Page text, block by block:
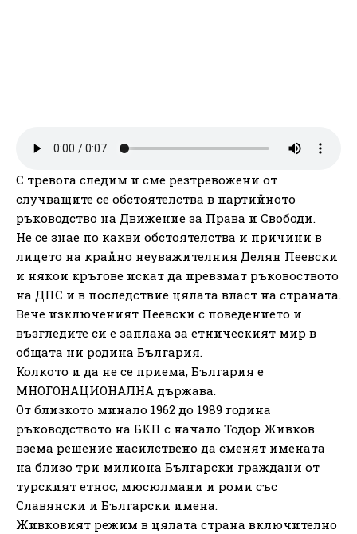
С тревога следим и сме резтревожени от
случващите се обстоятелства в партийното
ръководство на Движение за Права и Свободи.
Не се знае по какви обстоятелства и причини в
лицето на крайно неуважителния Делян Пеевски
и някои кръгове искат да превзмат ръковоството
на ДПС и в последствие цялата власт на страната.
Вече изключеният Пеевски с поведението и
възгледите си е заплаха за етническият мир в
общата ни родина България.
Колкото и да не се приема, България е
МНОГОНАЦИОНАЛНА държава.
От близкото минало 1962 до 1989 година
ръководството на БКП с начало Тодор Живков
взема решение насилствено да сменят имената
на близо три милиона Български граждани от
турският етнос, мюсюлмани и роми със
Славянски и Български имена.
Живковият режим в цялата страна включително